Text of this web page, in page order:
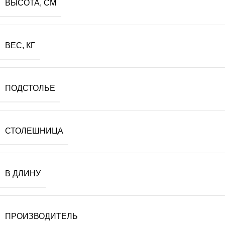
ВЫСОТА, СМ
ВЕС, КГ
ПОДСТОЛЬЕ
СТОЛЕШНИЦА
В ДЛИНУ
ПРОИЗВОДИТЕЛЬ